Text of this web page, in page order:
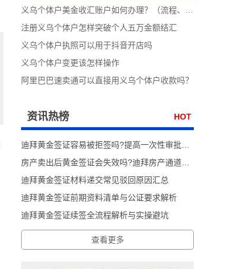
注册义乌个体户怎样突破个人五万金额结汇
义乌个体户执照可以用于抖音开店吗
义乌个体户变更该怎样操作
阿里巴巴速卖通可以直接用义乌个体户收款吗？
资讯热榜 HOT
迪拜黄金签证材料递交常见驳回原因汇总
迪拜黄金签证前期资料清单与公证要求解析
迪拜黄金签证续签全流程解析与实操避坑
查看更多